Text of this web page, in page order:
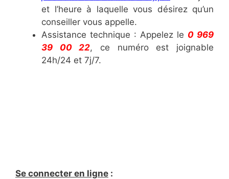
et l’heure à laquelle vous désirez qu’un
conseiller vous appelle.
Assistance technique : Appelez le 0 969
39 00 22, ce numéro est joignable
24h/24 et 7j/7.
Se connecter en ligne :